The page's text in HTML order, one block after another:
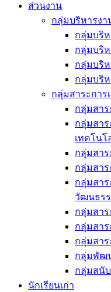
ส่วนงาน
กลุ่มบริหารงา
กลุ่มบริ
กลุ่มบริ
กลุ่มบริ
กลุ่มบริห
กลุ่มสาระการ
กลุ่มสา
กลุ่มสาร
เทคโนโ
กลุ่มสาร
กลุ่มสาร
กลุ่มสาร
วัฒนธร
กลุ่มสาร
กลุ่มสาร
กลุ่มสา
กลุ่มพัฒ
กลุ่มสนั
นักเรียนเก่า